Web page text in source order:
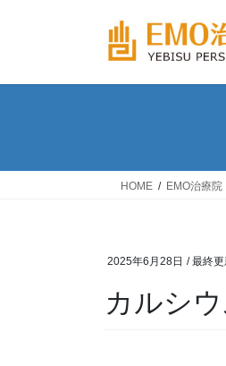
HOME EMO治療院
2025年6月28日 / 最終
カルシ